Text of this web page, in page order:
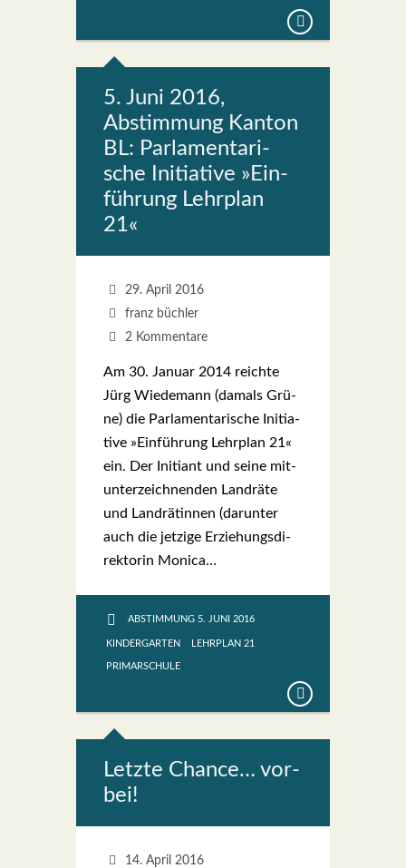
5. Juni 2016,
Abstim­mung Kan­ton
BL: Par­la­men­ta­ri­
sche Initia­ti­ve »Ein­
füh­rung Lehr­plan
21«
29. April 2016
franz büchler
2 Kommentare
Am 30. Janu­ar 2014 reich­te
Jürg Wie­demann (damals Grü­
ne) die Par­la­men­ta­ri­sche Initia­
ti­ve »Ein­füh­rung Lehr­plan 21«
ein. Der Initi­ant und sei­ne mit­
un­ter­zeich­nen­den Land­rä­te
und Land­rä­tin­nen (dar­un­ter
auch die jet­zi­ge Erzie­hungs­di­
rek­to­rin Moni­ca…
ABSTIMMUNG 5. JUNI 2016
KINDERGARTEN LEHRPLAN 21
PRIMARSCHULE
Letz­te Chan­ce… vor­
bei!
14. April 2016